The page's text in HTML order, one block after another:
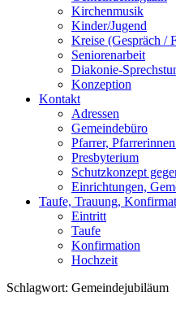
Kirchenmusik
Kinder/Jugend
Kreise (Gespräch /
Seniorenarbeit
Diakonie-
Konzeption
Kontakt
Adressen
Gemeindebüro
Pfarrer,
Presbyterium
Schutzkonzept
Einrichtungen,
Taufe, Trauung,
Eintritt
Taufe
Konfirmation
Hochzeit
Schlagwort: Gemeindejubiläum